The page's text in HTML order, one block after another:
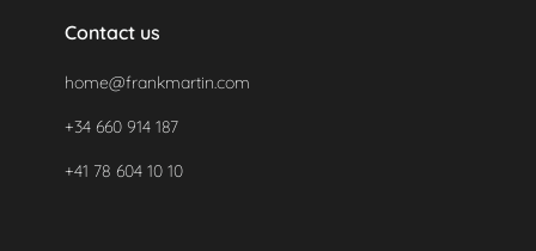
Contact us
home@frankmartin.com
+34 660 914 187
+41 78 604 10 10